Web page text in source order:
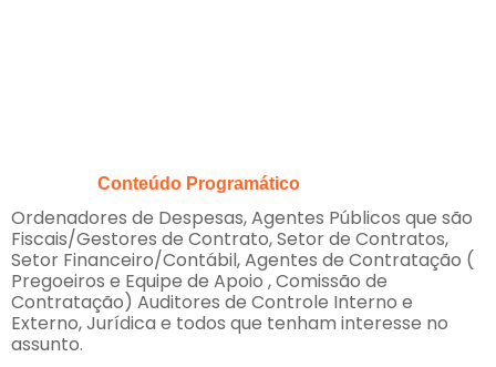
Conteúdo Programático
Ordenadores de Despesas, Agentes Públicos que são
Fiscais/Gestores de Contrato, Setor de Contratos,
Setor Financeiro/Contábil, Agentes de Contratação (
Pregoeiros e Equipe de Apoio , Comissão de
Contratação) Auditores de Controle Interno e
Externo, Jurídica e todos que tenham interesse no
assunto.